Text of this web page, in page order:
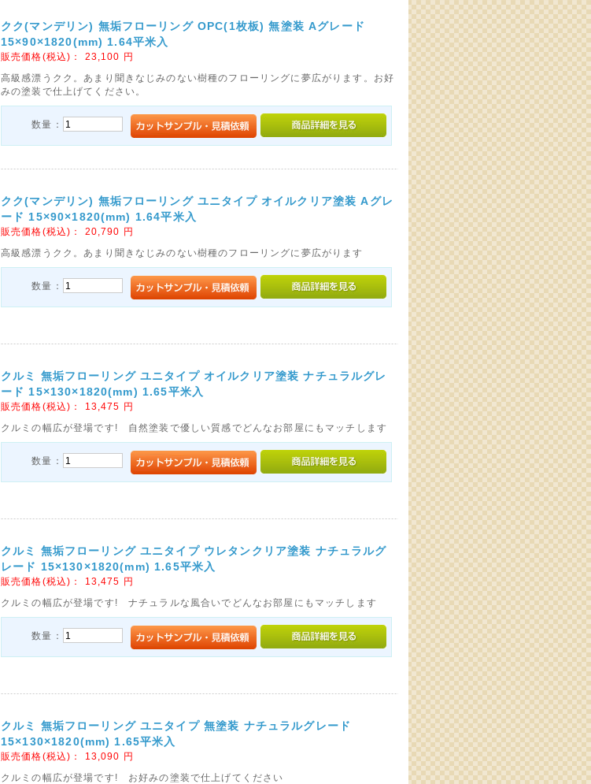
クク(マンデリン) 無垢フローリング OPC(1枚板) 無塗装 Aグレード
15×90×1820(mm) 1.64平米入
販売価格(税込)： 23,100 円
高級感漂うクク。あまり聞きなじみのない樹種のフローリングに夢広がります。お好
みの塗装で仕上げてください。
数量：
クク(マンデリン) 無垢フローリング ユニタイプ オイルクリア塗装 Aグレ
ード 15×90×1820(mm) 1.64平米入
販売価格(税込)： 20,790 円
高級感漂うクク。あまり聞きなじみのない樹種のフローリングに夢広がります
数量：
クルミ 無垢フローリング ユニタイプ オイルクリア塗装 ナチュラルグレ
ード 15×130×1820(mm) 1.65平米入
販売価格(税込)： 13,475 円
クルミの幅広が登場です! 自然塗装で優しい質感でどんなお部屋にもマッチします
数量：
クルミ 無垢フローリング ユニタイプ ウレタンクリア塗装 ナチュラルグ
レード 15×130×1820(mm) 1.65平米入
販売価格(税込)： 13,475 円
クルミの幅広が登場です! ナチュラルな風合いでどんなお部屋にもマッチします
数量：
クルミ 無垢フローリング ユニタイプ 無塗装 ナチュラルグレード
15×130×1820(mm) 1.65平米入
販売価格(税込)： 13,090 円
クルミの幅広が登場です! お好みの塗装で仕上げてください